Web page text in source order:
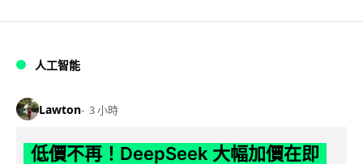
人工智能
Lawton 3 小時
低價不再！DeepSeek 大幅加價在即